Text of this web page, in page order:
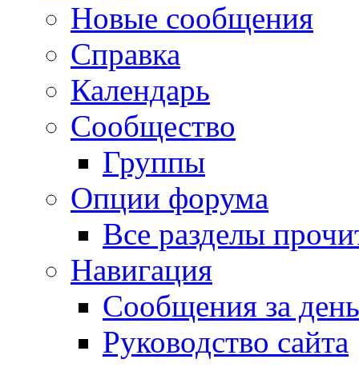
Новые сообщения
Справка
Календарь
Сообщество
Группы
Опции форума
Все разделы
Навигация
Сообщения за день
Руководство сайта